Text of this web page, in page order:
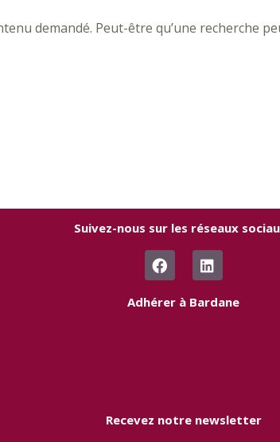
demandé. Peut-être qu’une recherche
Suivez-nous sur les réseaux
F
a
c
e
L
i
n
k
Adhérer à Bardane
Recevez notre newsletter